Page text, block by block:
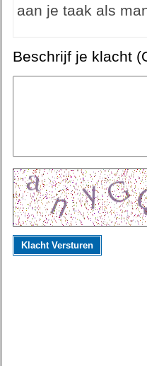
aan je taak als
Beschrijf je klacht
Klacht Versturen